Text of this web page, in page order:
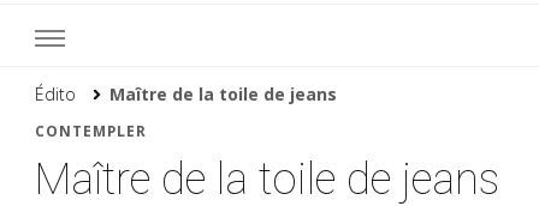
Édito Maître de la toile de jeans
CONTEMPLER
Maître de la toile de jeans